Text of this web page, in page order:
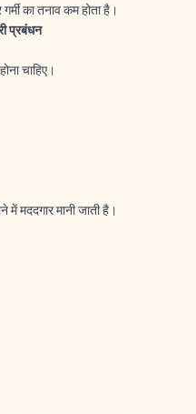
का तनाव कम होता है।
प्रबंधन
चाहिए।
मददगार मानी जाती है।